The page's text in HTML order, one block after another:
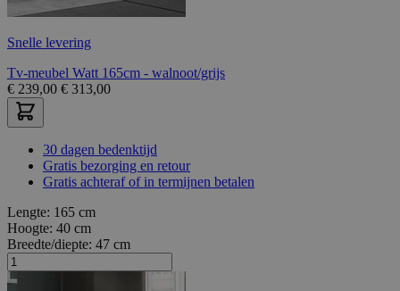
Snelle levering
Tv-meubel Watt 165cm - walnoot/grijs
€ 239,00 € 313,00
30 dagen bedenktijd
Gratis bezorging en retour
Gratis achteraf of in termijnen betalen
Lengte: 165 cm
Hoogte: 40 cm
Breedte/diepte: 47 cm